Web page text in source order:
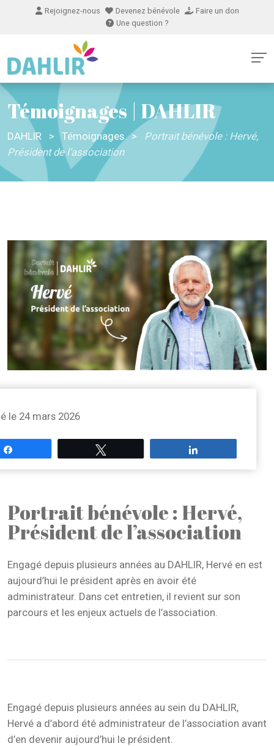
Rejoignez-nous Devenez bénévole
Faire un don
Une question ?
Témoignages | DAHLIR
DAHLIR > Témoignages >
Portrait bénévole : Hervé,
Président de l’association
le 24 mars 2026
Portrait bénévole : Hervé,
Président de l’association
Engagé depuis plusieurs années au DAHLIR, Hervé en est
aujourd’hui le président après en avoir été
administrateur. Dans cet entretien, il revient sur son
parcours et les enjeux actuels de l’association.
Engagé depuis plusieurs années au sein du DAHLIR,
Hervé a d’abord été administrateur de l’association avant
d’en devenir aujourd’hui le président.